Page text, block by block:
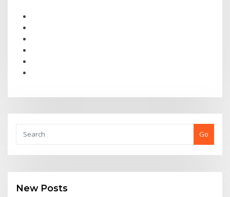
Go
New Posts